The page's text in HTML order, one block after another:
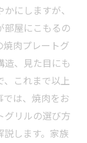
にしますが、
部屋にこもるの
肉プレートグ
造、見た目にも
、これまで以上
は、焼肉をお
グリルの選び方
します。家族